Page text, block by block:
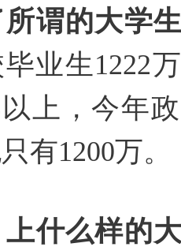
谓的大学
毕业生1222
上，今年
有1200万。
什么样的